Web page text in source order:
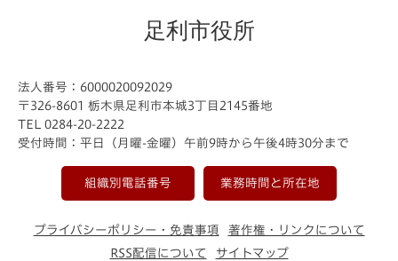
足利市役所
法人番号：6000020092029
〒326-8601 栃木県足利市本城3丁目2145番地
TEL 0284-20-2222
受付時間：平日（月曜-金曜）午前9時から午後4時30分まで
組織別電話番号 業務時間と所在地
プライバシーポリシー・免責事項
著作権・リンクについて
RSS配信について
サイトマップ